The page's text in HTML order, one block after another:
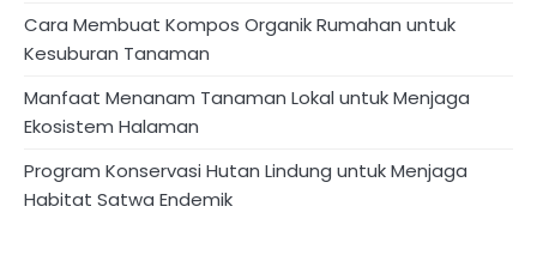
Cara Membuat Kompos Organik Rumahan untuk
Kesuburan Tanaman
Manfaat Menanam Tanaman Lokal untuk Menjaga
Ekosistem Halaman
Program Konservasi Hutan Lindung untuk Menjaga
Habitat Satwa Endemik